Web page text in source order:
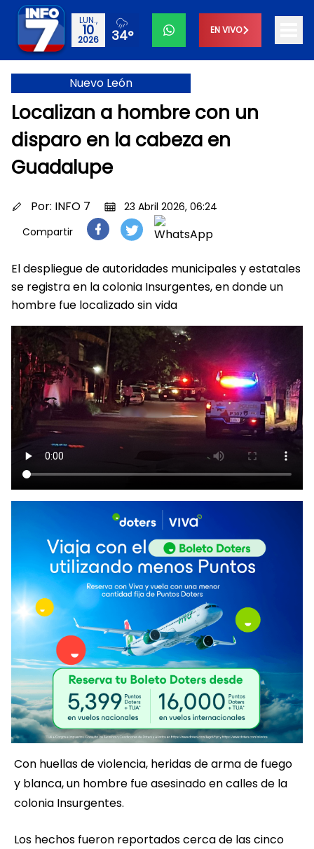
LUN.,
10
2026 34° EN VIVO
Nuevo León
Localizan a hombre con un
disparo en la cabeza en
Guadalupe
Por: INFO 7
23 Abril 2026, 06:24
Compartir
El despliegue de autoridades municipales y estatales
se registra en la colonia Insurgentes, en donde un
hombre fue localizado sin vida
Con huellas de violencia, heridas de arma de fuego
y blanca, un hombre fue asesinado en calles de la
colonia Insurgentes.
Los hechos fueron reportados cerca de las cinco